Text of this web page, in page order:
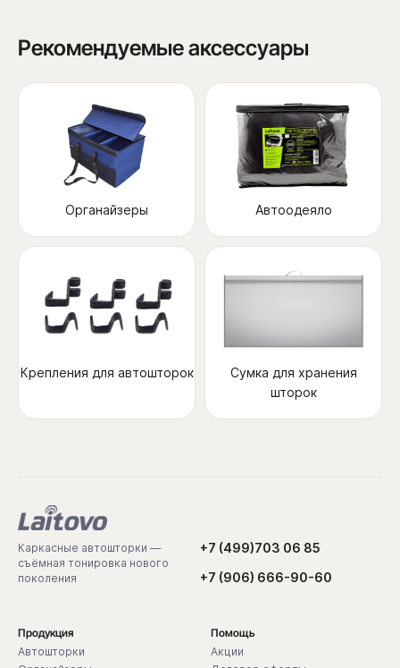
Рекомендуемые аксессуары
Органайзеры Автоодеяло
Крепления для автошторок
Сумка для хранения
шторок
Каркасные автошторки —
съёмная тонировка нового
поколения
+7 (499)703 06 85
+7 (906) 666-90-60
Продукция
Автошторки
Помощь
Акции